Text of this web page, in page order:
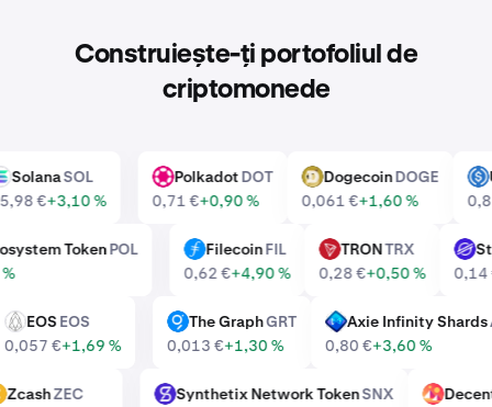
Construiește-ți portofoliul de
criptomonede
DOT PolkadotDOT
0,71 €+0,90 %
DOGEDogecoinDOGE
0,061 €+1,60 %
SOL SolanaSOL
65,98 €+3,10 %
FIL FilecoinFIL
0,62 €+4,90 %
TRX TRONTRX
0,28 €+0,50 %
XLM
TokenPOL
%
GRT The GraphGRT
0,013 €+1,30 %
AXS Axie Infinity
0,80 €+3,60 %
EOS EOSEOS
0,057 €+1,69 %
SNX Synthetix Network TokenSNX
MANA
ZEC ZcashZEC